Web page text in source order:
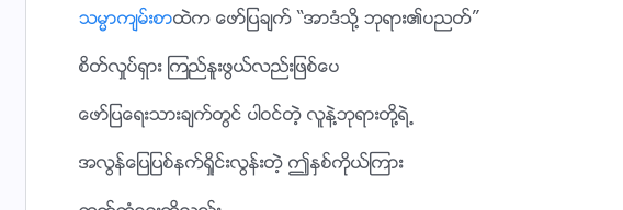
သမၼာက်မ္းစာထဲက ေဖာ္ျပခ်က္ “အာဒံသို႔ ဘုရား၏ပညတ္”
စိတ္လႈပ္ရွား ၾကည္ႏူးဖြယ္လည္းျဖစ္ေပ
ေဖာ္ျပေရးသားခ်က္တြင္ ပါဝင္တဲ့ လူနဲ႔ဘုရားတို႔ရဲ႕
အလြန္ေျပျပစ္နက္ရႈိင္းလြန္းတဲ့ ဤႏွစ္ကိုယ္ၾကား